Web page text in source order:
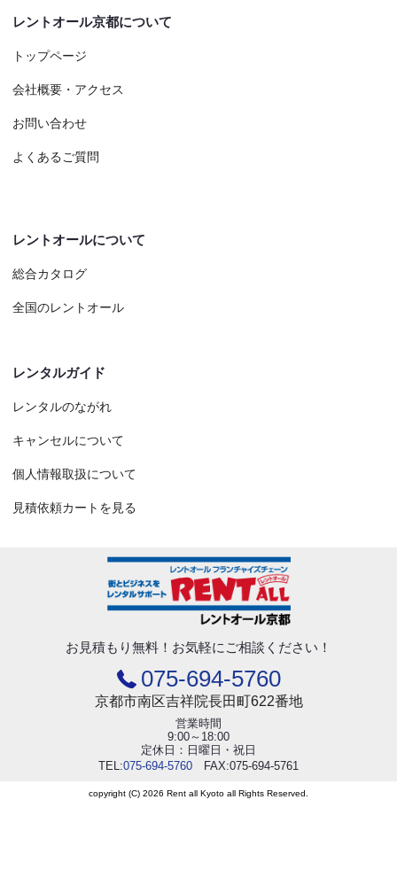
レントオール京都について
トップページ
会社概要・アクセス
お問い合わせ
よくあるご質問
レントオールについて
総合カタログ
全国のレントオール
レンタルガイド
レンタルのながれ
キャンセルについて
個人情報取扱について
見積依頼カートを見る
お見積もり無料！ お気軽にご相談ください！
075-694-5760
京都市南区吉祥院長田町622番地
営業時間
9:00～18:00
定休日：日曜日・祝日
TEL:075-694-5760 FAX:075-694-5761
copyright (C) 2026 Rent all Kyoto all Rights Reserved.